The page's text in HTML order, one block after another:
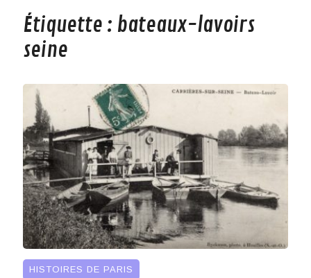
Étiquette : bateaux-lavoirs
seine
HISTOIRES DE PARIS